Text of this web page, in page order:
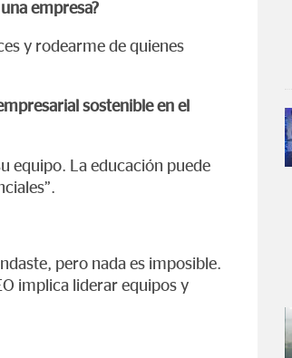
empresa?
y rodearme de quienes
sostenible en el
equipo. La educación puede
pero nada es imposible.
implica liderar equipos y